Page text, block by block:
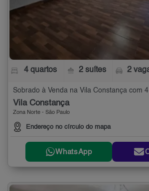
4 quartos 2 suítes 2
Sobrado à Venda na Vila Constança com
Vila Constança
Zona Norte - São Paulo
Endereço no círculo do mapa
WhatsApp